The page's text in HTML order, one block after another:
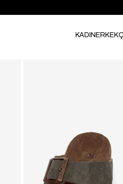
KADINERKEK